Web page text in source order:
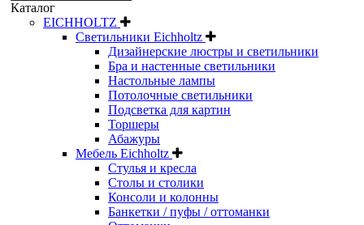
Каталог
EICHHOLTZ
Светильники Eichholtz
Дизайнерские люстры и светильники
Бра и настенные светильники
Настольные лампы
Потолочные светильники
Подсветка для картин
Торшеры
Абажуры
Мебель Eichholtz
Стулья и кресла
Столы и столики
Консоли и колонны
Банкетки / пуфы / оттоманки